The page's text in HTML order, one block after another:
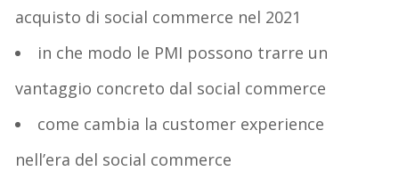
acquisto di social commerce nel 2021
in che modo le PMI possono trarre un
vantaggio concreto dal social commerce
come cambia la customer experience
nell’era del social commerce